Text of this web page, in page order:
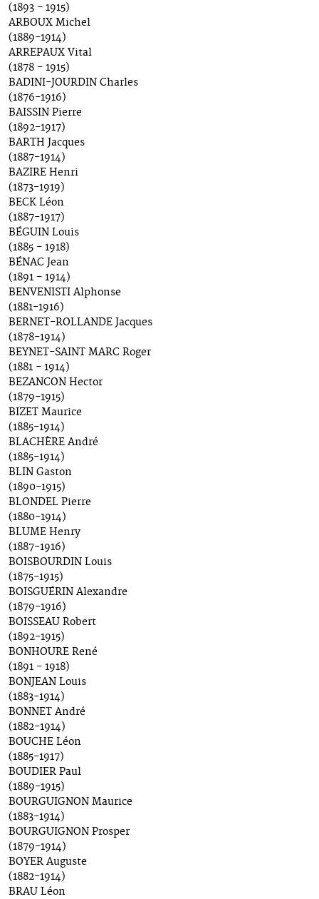
(1893 - 1915)
ARBOUX Michel
(1889-1914)
ARREPAUX Vital
(1878 - 1915)
BADINI-JOURDIN Charles
(1876-1916)
BAISSIN Pierre
(1892-1917)
BARTH Jacques
(1887-1914)
BAZIRE Henri
(1873-1919)
BECK Léon
(1887-1917)
BÉGUIN Louis
(1885 - 1918)
BÉNAC Jean
(1891 - 1914)
BENVENISTI Alphonse
(1881-1916)
BERNET-ROLLANDE Jacques
(1878-1914)
BEYNET-SAINT MARC Roger
(1881 - 1914)
BEZANCON Hector
(1879-1915)
BIZET Maurice
(1885-1914)
BLACHÈRE André
(1885-1914)
BLIN Gaston
(1890-1915)
BLONDEL Pierre
(1880-1914)
BLUME Henry
(1887-1916)
BOISBOURDIN Louis
(1875-1915)
BOISGUÉRIN Alexandre
(1879-1916)
BOISSEAU Robert
(1892-1915)
BONHOURE René
(1891 - 1918)
BONJEAN Louis
(1883-1914)
BONNET André
(1882-1914)
BOUCHE Léon
(1885-1917)
BOUDIER Paul
(1889-1915)
BOURGUIGNON Maurice
(1883-1914)
BOURGUIGNON Prosper
(1879-1914)
BOYER Auguste
(1882-1914)
BRAU Léon